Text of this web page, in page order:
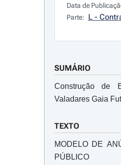
Data de
Parte: L -
SUMÁRIO
Construção de
Valadares Gaia
TEXTO
MODELO DE
PÚBLICO